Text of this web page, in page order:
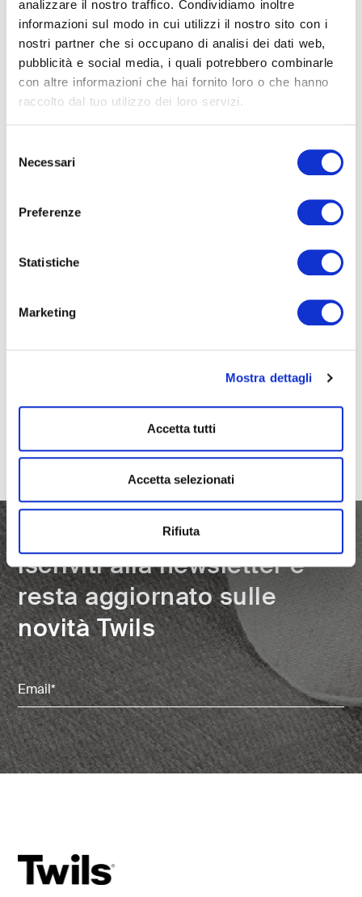
analizzare il nostro traffico. Condividiamo inoltre
informazioni sul modo in cui utilizzi il nostro sito con i
nostri partner che si occupano di analisi dei dati web,
pubblicità e social media, i quali potrebbero combinarle
con altre informazioni che hai fornito loro o che hanno
raccolto dal tuo utilizzo dei loro servizi.
delNecessari
Preferenze
Statistiche
Marketing
Mostra dettagli
Accetta tutti
Accetta selezionati
Rifiuta
Scopri Canalgrande
Leggi il catalogo
PRECEDENTE
Twils al Salone del Mobile.Milano 2025
iscriviti alla newsletter e
resta aggiornato sulle
novità Twils
Email
(Obbligatorio)